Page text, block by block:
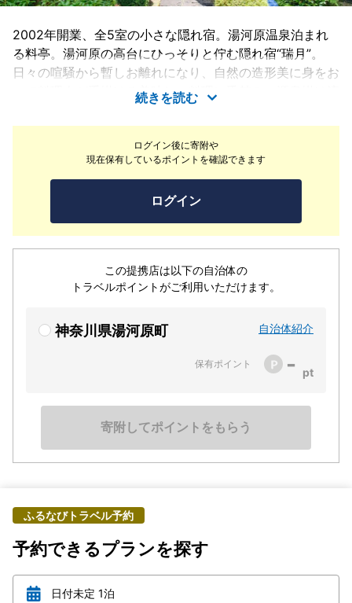
ログイン後に寄附や
現在保有しているポイントを確認できます
ログイン
この提携店は以下の自治体の
トラベルポイントがご利用いただけます。
神奈川県湯河原町 自治体紹介
保有ポイント -
寄附してポイントをもらう
ふるなびトラベル予約
予約できるプランを探す
日付未定 1泊
2002年開業、全5室の小さな隠れ宿。湯河原温泉泊まれ
る料亭。湯河原の高台にひっそりと佇む隠れ宿“瑞月”。
日々の喧騒から暫しお離れになり、自然の造形美に身をお
いて料理人が手掛ける美味しい料理に舌鼓み。源泉掛け流
しの贅沢温泉でゆったりと身体をほぐして、心溶けゆく時
間をお過ごしください。
続きを読む